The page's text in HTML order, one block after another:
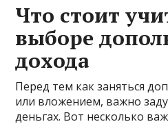
Что стоит
выборе
дохода
Перед тем как заняться
или вложением, важно
деньгах. Вот несколько